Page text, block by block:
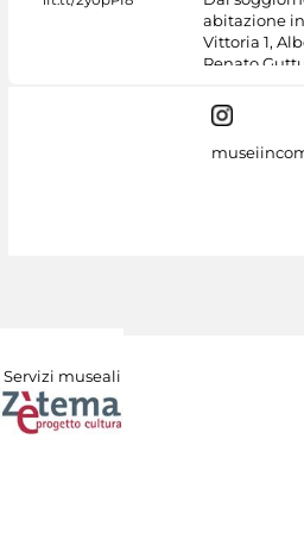
abitazione
Vittoria 1,
Renato
Servizi museali